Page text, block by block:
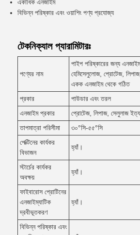
একাধিক এনজাইম
বিভিন্ন পরিষ্কার এবং ওয়াশিং পণ্য প্রযোজ্য
টেকনিক্যাল প্যারামিটারঃ
পণ্যের নাম
পাইপ পরিষ্কারের জন্য
হেমিসেলুলোজ, প্রোটেজ,
একক এনজাইম থেকে গঠিত
প্রকার
পাউডার এবং তরল
এনজাইম প্রকার
প্রোটেজ, লিপাজ, সেলুলাজ
তাপমাত্রা পরিসীমা
৩০°সি-৫৫°সি
পেক্টিনের কার্যকর
বিভাজন
হ্যাঁ।
স্টার্চের কার্যকর
অবক্ষয়
হ্যাঁ।
ফাইবারোস প্রোটিনের
এনজাইম্যাটিক
দ্রবীভূতকরণ
হ্যাঁ।
বিভিন্ন পরিষ্কার এবং